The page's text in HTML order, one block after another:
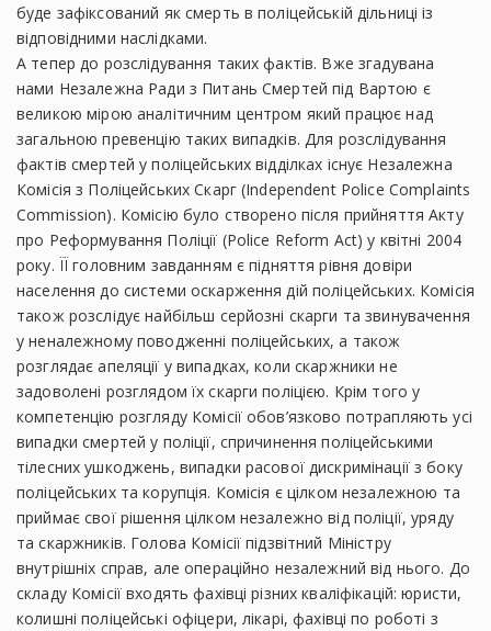
буде зафіксований як смерть в поліцейській дільниці із
відповідними наслідками.
А тепер до розслідування таких фактів. Вже згадувана
нами Незалежна Ради з Питань Смертей під Вартою є
великою мірою аналітичним центром який працює над
загальною превенцію таких випадків. Для розслідування
фактів смертей у поліцейських відділках існує Незалежна
Комісія з Поліцейських Скарг (Independent Police Complaints
Commission). Комісію було створено після прийняття Акту
про Реформування Поліції (Police Reform Act) у квітні 2004
року. ЇЇ головним завданням є підняття рівня довіри
населення до системи оскарження дій поліцейських. Комісія
також розслідує найбільш серйозні скарги та звинувачення
у неналежному поводженні поліцейських, а також
розглядає апеляції у випадках, коли скаржники не
задоволені розглядом їх скарги поліцією. Крім того у
компетенцію розгляду Комісії обов’язково потрапляють усі
випадки смертей у поліції, спричинення поліцейськими
тілесних ушкоджень, випадки расової дискримінації з боку
поліцейських та корупція. Комісія є цілком незалежною та
приймає свої рішення цілком незалежно від поліції, уряду
та скаржників. Голова Комісії підзвітний Міністру
внутрішніх справ, але операційно незалежний від нього. До
складу Комісії входять фахівці різних кваліфікацій: юристи,
колишні поліцейські офіцери, лікарі, фахівці по роботі з